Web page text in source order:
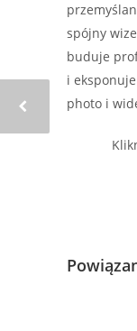
spójny
buduje
i
photo i